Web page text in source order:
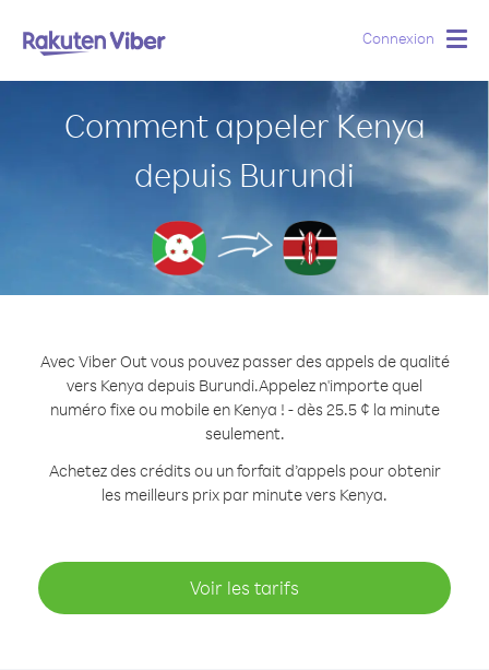
Connexion
Comment appeler Kenya
depuis Burundi
Avec Viber Out vous pouvez passer des appels de qualité
vers Kenya depuis Burundi.Appelez n'importe quel
numéro fixe ou mobile en Kenya ! - dès 25.5 ¢ la minute
seulement.
Achetez des crédits ou un forfait d’appels pour obtenir
les meilleurs prix par minute vers Kenya.
Voir les tarifs